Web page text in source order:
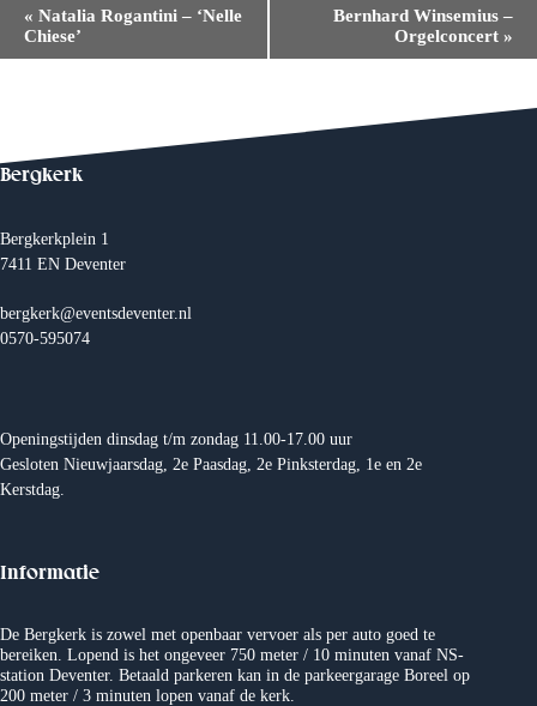
n
t
N
i
g
t
i
e
« Natalia Rogantini – ‘Nelle
Chiese’
Bernhard Winsemius –
Orgelconcert »
Bergkerk
Bergkerkplein 1
7411 EN Deventer
bergkerk@eventsdeventer.nl
0570-595074
Openingstijden dinsdag t/m zondag 11.00-17.00 uur
Gesloten Nieuwjaarsdag, 2e Paasdag, 2e Pinksterdag, 1e en 2e
Kerstdag.
Informatie
De Bergkerk is zowel met openbaar vervoer als per auto goed te
bereiken. Lopend is het ongeveer 750 meter / 10 minuten vanaf NS-
station Deventer. Betaald parkeren kan in de parkeergarage Boreel op
200 meter / 3 minuten lopen vanaf de kerk.